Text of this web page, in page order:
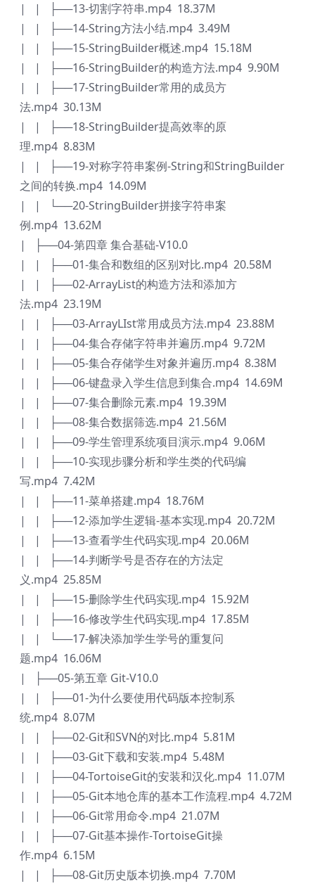
| | ├──13-切割字符串.mp4 18.37M
| | ├──14-String方法小结.mp4 3.49M
| | ├──15-StringBuilder概述.mp4 15.18M
| | ├──16-StringBuilder的构造方法.mp4 9.90M
| | ├──17-StringBuilder常用的成员方
法.mp4 30.13M
| | ├──18-StringBuilder提高效率的原
理.mp4 8.83M
| | ├──19-对称字符串案例-String和StringBuilder
之间的转换.mp4 14.09M
| | └──20-StringBuilder拼接字符串案
例.mp4 13.62M
| ├──04-第四章 集合基础-V10.0
| | ├──01-集合和数组的区别对比.mp4 20.58M
| | ├──02-ArrayList的构造方法和添加方
法.mp4 23.19M
| | ├──03-ArrayLIst常用成员方法.mp4 23.88M
| | ├──04-集合存储字符串并遍历.mp4 9.72M
| | ├──05-集合存储学生对象并遍历.mp4 8.38M
| | ├──06-键盘录入学生信息到集合.mp4 14.69M
| | ├──07-集合删除元素.mp4 19.39M
| | ├──08-集合数据筛选.mp4 21.56M
| | ├──09-学生管理系统项目演示.mp4 9.06M
| | ├──10-实现步骤分析和学生类的代码编
写.mp4 7.42M
| | ├──11-菜单搭建.mp4 18.76M
| | ├──12-添加学生逻辑-基本实现.mp4 20.72M
| | ├──13-查看学生代码实现.mp4 20.06M
| | ├──14-判断学号是否存在的方法定
义.mp4 25.85M
| | ├──15-删除学生代码实现.mp4 15.92M
| | ├──16-修改学生代码实现.mp4 17.85M
| | └──17-解决添加学生学号的重复问
题.mp4 16.06M
| ├──05-第五章 Git-V10.0
| | ├──01-为什么要使用代码版本控制系
统.mp4 8.07M
| | ├──02-Git和SVN的对比.mp4 5.81M
| | ├──03-Git下载和安装.mp4 5.48M
| | ├──04-TortoiseGit的安装和汉化.mp4 11.07M
| | ├──05-Git本地仓库的基本工作流程.mp4 4.72M
| | ├──06-Git常用命令.mp4 21.07M
| | ├──07-Git基本操作-TortoiseGit操
作.mp4 6.15M
| | ├──08-Git历史版本切换.mp4 7.70M